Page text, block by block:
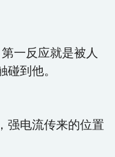
一反应就是被人
到他。
强电流传来的位置